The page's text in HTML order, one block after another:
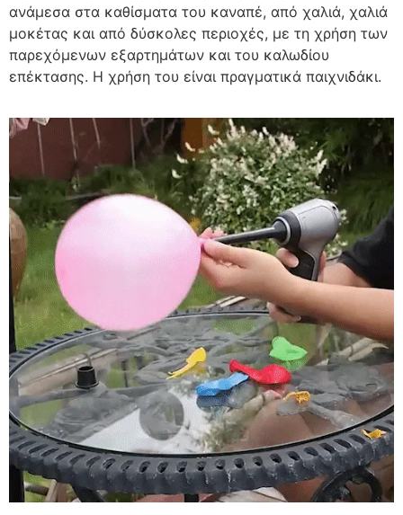
ανάμεσα στα καθίσματα του καναπέ, από χαλιά, χαλιά
μοκέτας και από δύσκολες περιοχές, με τη χρήση των
παρεχόμενων εξαρτημάτων και του καλωδίου
επέκτασης. Η χρήση του είναι πραγματικά παιχνιδάκι.